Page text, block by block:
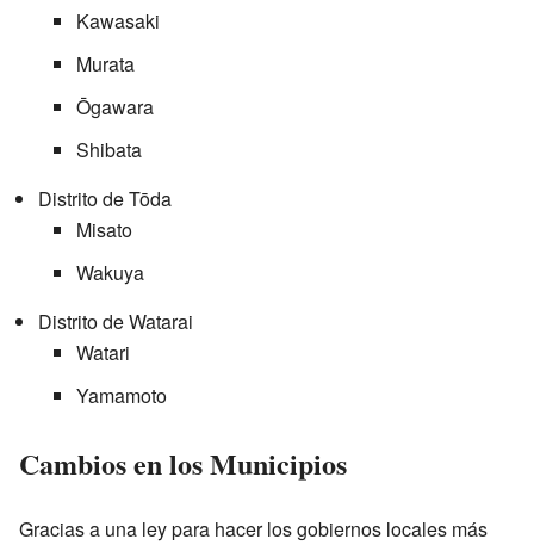
Kawasaki
Murata
Ōgawara
Shibata
Distrito de Tōda
Misato
Wakuya
Distrito de Watarai
Watari
Yamamoto
Cambios en los Municipios
Gracias a una ley para hacer los gobiernos locales más